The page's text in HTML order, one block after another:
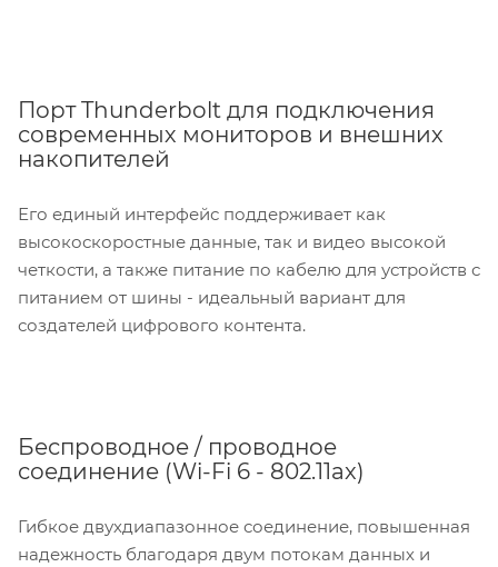
Порт Thunderbolt для подключения
современных мониторов и внешних
накопителей
Его единый интерфейс поддерживает как
высокоскоростные данные, так и видео высокой
четкости, а также питание по кабелю для устройств с
питанием от шины - идеальный вариант для
создателей цифрового контента.
Беспроводное / проводное
соединение (Wi-Fi 6 - 802.11ax)
Гибкое двухдиапазонное соединение, повышенная
надежность благодаря двум потокам данных и